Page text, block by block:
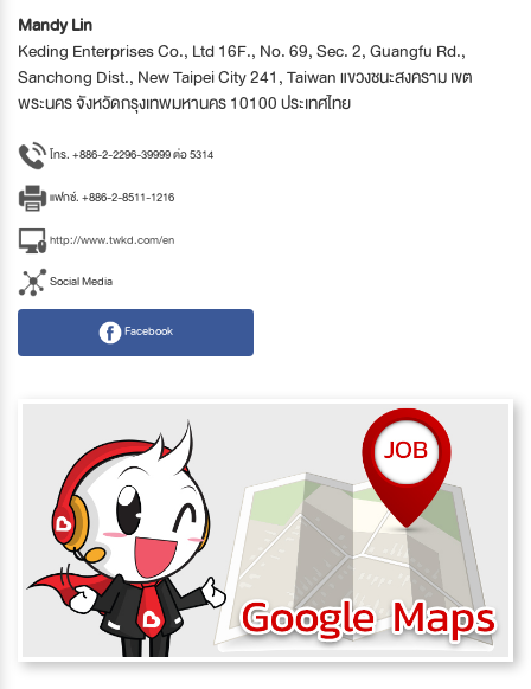
Mandy Lin
Keding Enterprises Co., Ltd 16F., No. 69, Sec. 2, Guangfu Rd.,
Sanchong Dist., New Taipei City 241, Taiwan แขวงชนะสงคราม เขต
พระนคร จังหวัดกรุงเทพมหานคร 10100 ประเทศไทย
โทร. +886-2-2296-39999 ต่อ 5314
แฟกซ์. +886-2-8511-1216
http://www.twkd.com/en
Social Media
Facebook